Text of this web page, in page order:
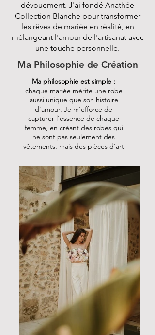
dévouement. J'ai fondé Anathée
Collection Blanche pour transformer
les rêves de mariée en réalité, en
mélangeant l'amour de l'artisanat avec
une touche personnelle.
Ma Philosophie de Création
Ma philosophie est simple :
chaque mariée mérite une robe
aussi unique que son histoire
d'amour. Je m'efforce de
capturer l'essence de chaque
femme, en créant des robes qui
ne sont pas seulement des
vêtements, mais des pièces d'art